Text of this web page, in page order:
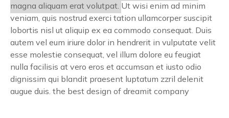
magna aliquam erat volutpat. Ut wisi enim ad minim
veniam, quis nostrud exerci tation ullamcorper suscipit
lobortis nisl ut aliquip ex ea commodo consequat. Duis
autem vel eum iriure dolor in hendrerit in vulputate velit
esse molestie consequat, vel illum dolore eu feugiat
nulla facilisis at vero eros et accumsan et iusto odio
dignissim qui blandit praesent luptatum zzril delenit
augue duis. the best design of dreamit company